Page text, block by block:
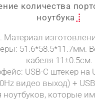
количества
ноутбука
Материал
51.6*58.5*11.7мм.
кабеля 11±0.5см.
USB-C штекер на
видео выход) +
ноутбуков, которые